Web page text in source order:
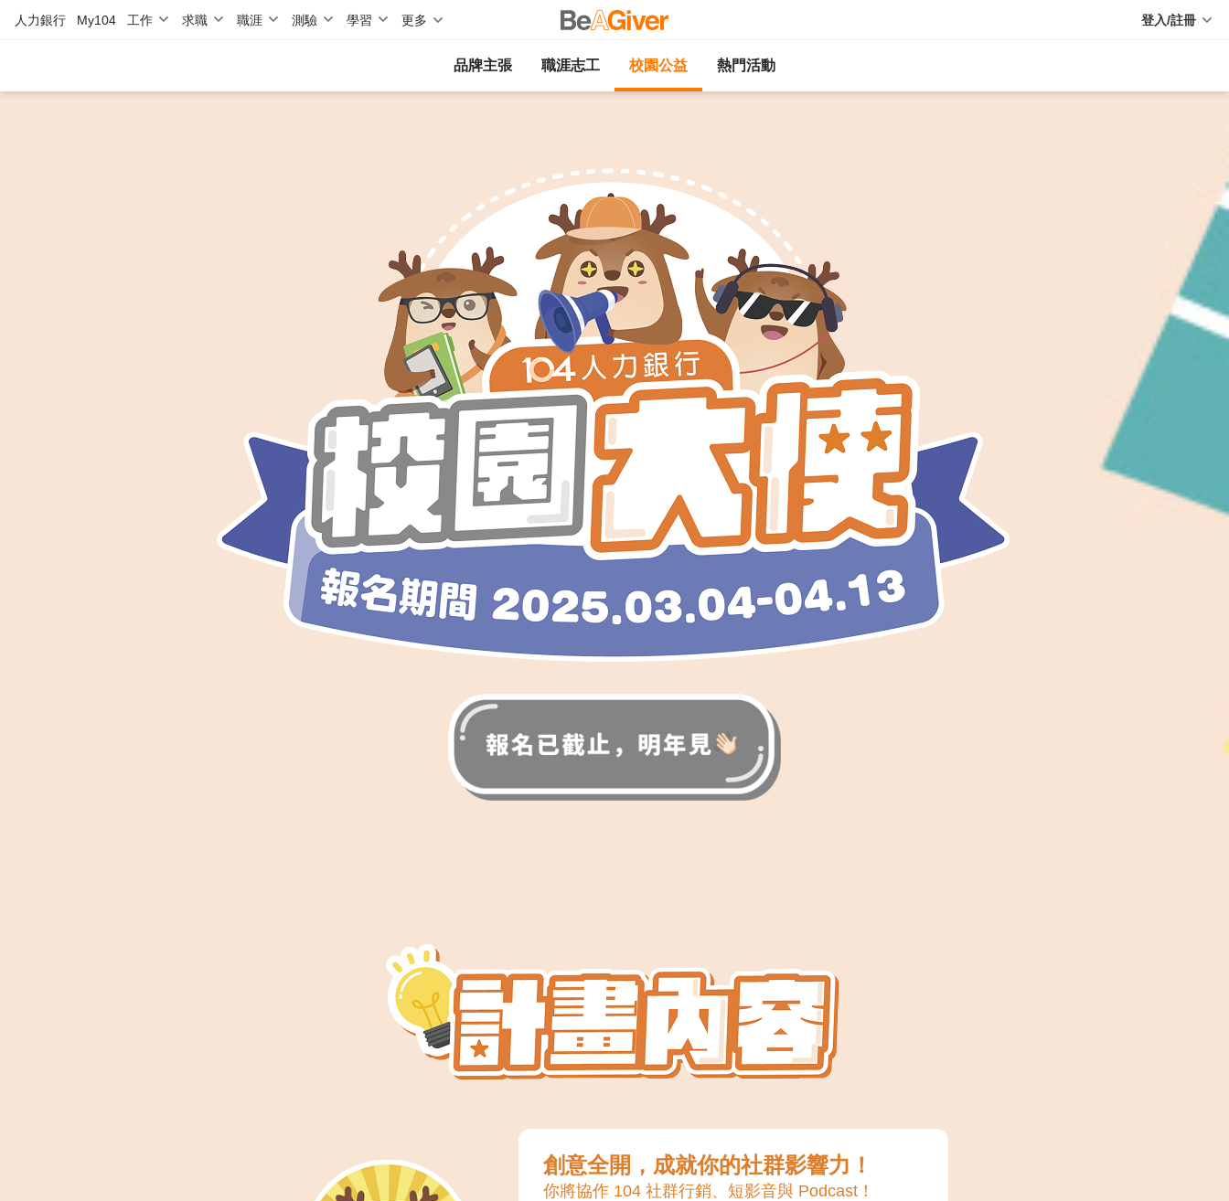
人力銀行 My104 工作 求職 職涯 測驗 學習 更多 登入/註冊
品牌主張 職涯志工 校園公益 熱門活動
創意全開，成就你的社群影響力！
你將協作 104 社群行銷、短影音與 Podcast！